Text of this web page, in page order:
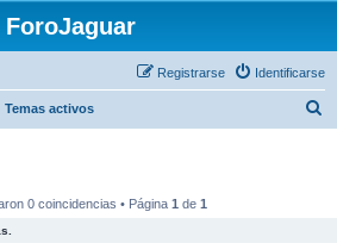
ForoJaguar
Identificarse
Registrarse
Temas activos
0 coincidencias • Página 1 de 1